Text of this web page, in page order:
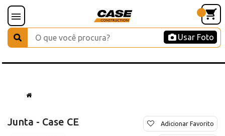
Usar Foto
Junta - Case CE Adicionar Favorito